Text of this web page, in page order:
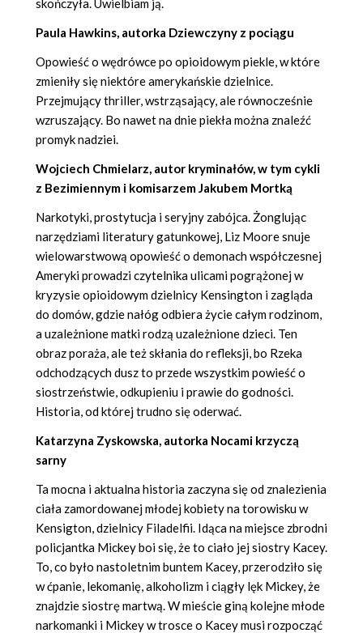
skończyła. Uwielbiam ją.
Paula Hawkins, autorka Dziewczyny z pociągu
Opowieść o wędrówce po opioidowym piekle, w które
zmieniły się niektóre amerykańskie dzielnice.
Przejmujący thriller, wstrząsający, ale równocześnie
wzruszający. Bo nawet na dnie piekła można znaleźć
promyk nadziei.
Wojciech Chmielarz, autor kryminałów, w tym cykli
z Bezimiennym i komisarzem Jakubem Mortką
Narkotyki, prostytucja i seryjny zabójca. Żonglując
narzędziami literatury gatunkowej, Liz Moore snuje
wielowarstwową opowieść o demonach współczesnej
Ameryki prowadzi czytelnika ulicami pogrążonej w
kryzysie opioidowym dzielnicy Kensington i zagląda
do domów, gdzie nałóg odbiera życie całym rodzinom,
a uzależnione matki rodzą uzależnione dzieci. Ten
obraz poraża, ale też skłania do refleksji, bo Rzeka
odchodzących dusz to przede wszystkim powieść o
siostrzeństwie, odkupieniu i prawie do godności.
Historia, od której trudno się oderwać.
Katarzyna Zyskowska, autorka Nocami krzyczą
sarny
Ta mocna i aktualna historia zaczyna się od znalezienia
ciała zamordowanej młodej kobiety na torowisku w
Kensigton, dzielnicy Filadelfii. Idąca na miejsce zbrodni
policjantka Mickey boi się, że to ciało jej siostry Kacey.
To, co było nastoletnim buntem Kacey, przerodziło się
w ćpanie, lekomanię, alkoholizm i ciągły lęk Mickey, że
znajdzie siostrę martwą. W mieście giną kolejne młode
narkomanki i Mickey w trosce o Kacey musi rozpocząć